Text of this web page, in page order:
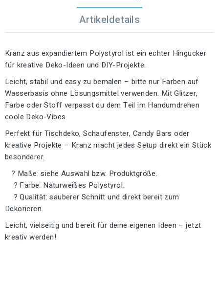
Artikeldetails
Kranz aus expandiertem Polystyrol ist ein echter Hingucker
für kreative Deko-Ideen und DIY-Projekte.
Leicht, stabil und easy zu bemalen – bitte nur Farben auf
Wasserbasis ohne Lösungsmittel verwenden. Mit Glitzer,
Farbe oder Stoff verpasst du dem Teil im Handumdrehen
coole Deko-Vibes.
Perfekt für Tischdeko, Schaufenster, Candy Bars oder
kreative Projekte – Kranz macht jedes Setup direkt ein Stück
besonderer.
? Maße: siehe Auswahl bzw. Produktgröße.
? Farbe: Naturweißes Polystyrol.
? Qualität: sauberer Schnitt und direkt bereit zum
Dekorieren.
Leicht, vielseitig und bereit für deine eigenen Ideen – jetzt
kreativ werden!